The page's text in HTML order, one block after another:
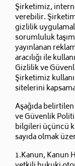
Şirketimiz,
verebilir.
gizlilik
sorumluluk
yayınlanan
aracılığı ile
Gizlilik ve
Şirketimiz
sitelerini
Aşağıda
ve Güvenlik
bilgileri üçüncü
sayıda olmak
1.Kanun, Kanun